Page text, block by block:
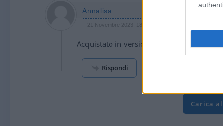
Annalisa
21 Novembre 2023, 18:38 18:38
Acquistato in versione e-Book, non vedo
Rispondi
Carica